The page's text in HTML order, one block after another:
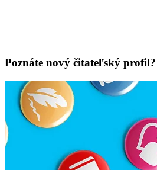
Poznáte nový čitateľský profil?